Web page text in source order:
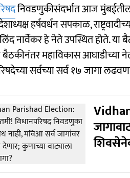
निवडणुकीसंदर्भात आज
हर्षवर्धन सपकाळ,
नार्वेकर हे नेते उपस्थित होते. या
महाविकास आघाडीच्या
सर्वच्या सर्व १७ जागा